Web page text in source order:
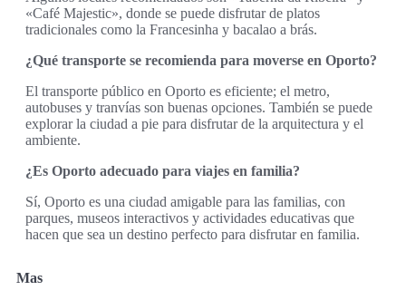
«Café Majestic», donde se puede disfrutar de platos
tradicionales como la Francesinha y bacalao a brás.
¿Qué transporte se recomienda para moverse en Oporto?
El transporte público en Oporto es eficiente; el metro,
autobuses y tranvías son buenas opciones. También se puede
explorar la ciudad a pie para disfrutar de la arquitectura y el
ambiente.
¿Es Oporto adecuado para viajes en familia?
Sí, Oporto es una ciudad amigable para las familias, con
parques, museos interactivos y actividades educativas que
hacen que sea un destino perfecto para disfrutar en familia.
Mas